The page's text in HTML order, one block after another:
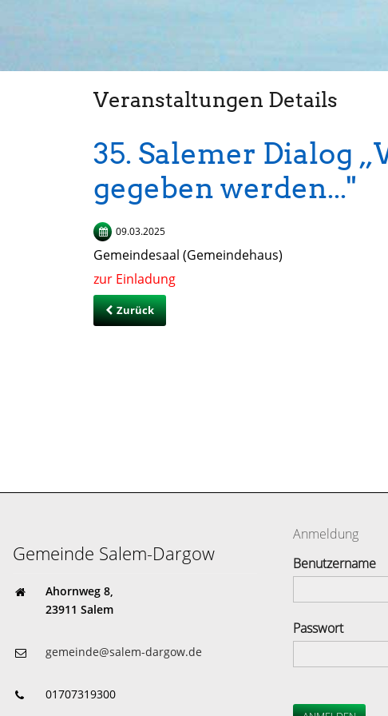
Veranstaltungen Details
35. Salemer Dialog
gegeben werden..."
09.03.2025
Gemeindesaal (Gemeindehaus)
zur Einladung
Zurück
Gemeinde Salem-Dargow
Ahornweg 8,
23911 Salem
gemeinde@salem-dargow.de
01707319300
Anmeldung
Benutzername
Passwort